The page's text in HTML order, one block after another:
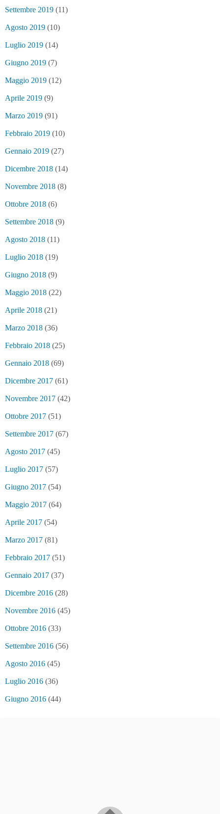
Settembre 2019 (11)
Agosto 2019 (10)
Luglio 2019 (14)
Giugno 2019 (7)
Maggio 2019 (12)
Aprile 2019 (9)
Marzo 2019 (91)
Febbraio 2019 (10)
Gennaio 2019 (27)
Dicembre 2018 (14)
Novembre 2018 (8)
Ottobre 2018 (6)
Settembre 2018 (9)
Agosto 2018 (11)
Luglio 2018 (19)
Giugno 2018 (9)
Maggio 2018 (22)
Aprile 2018 (21)
Marzo 2018 (36)
Febbraio 2018 (25)
Gennaio 2018 (69)
Dicembre 2017 (61)
Novembre 2017 (42)
Ottobre 2017 (51)
Settembre 2017 (67)
Agosto 2017 (45)
Luglio 2017 (57)
Giugno 2017 (54)
Maggio 2017 (64)
Aprile 2017 (54)
Marzo 2017 (81)
Febbraio 2017 (51)
Gennaio 2017 (37)
Dicembre 2016 (28)
Novembre 2016 (45)
Ottobre 2016 (33)
Settembre 2016 (56)
Agosto 2016 (45)
Luglio 2016 (36)
Giugno 2016 (44)